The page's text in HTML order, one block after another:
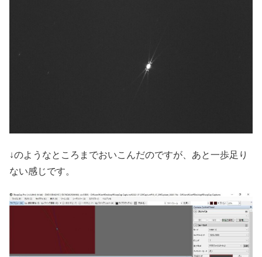
↓のようなところまでおいこんだのですが、あと一歩足り
ない感じです。